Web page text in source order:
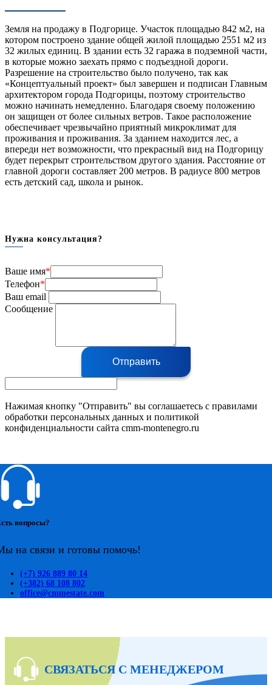
Земля на продажу в Подгорице. Участок площадью 842 м2, на
котором построено здание общей жилой площадью 2551 м2 из
32 жилых единиц. В здании есть 32 гаража в подземной части,
в которые можно заехать прямо с подъездной дороги.
Разрешение на строительство было получено, так как
«Концептуальный проект» был завершен и подписан Главным
архитектором города Подгорицы, поэтому строительство
можно начинать немедленно. Благодаря своему положению
он защищен от более сильных ветров. Такое расположение
обеспечивает чрезвычайно приятный микроклимат для
проживания и проживания. За зданием находится лес, а
впереди нет возможности, что прекрасный вид на Подгорицу
будет перекрыт строительством другого здания. Расстояние от
главной дороги составляет 200 метров. В радиусе 800 метров
есть детский сад, школа и рынок.
Нужна консультация?
Ваше имя*
Телефон*
Ваш email
Сообщение
Отправить
Нажимая кнопку "Отправить" вы соглашаетесь с правилами
обработки персональных данных и политикой
конфиденциальности сайта cmm-montenegro.ru
вопросы?
на связи и готовы помочь!
(+7) 926 889 80 14
(+382) 68 108 802
office@cmmestate.com
СВЯЗАТЬСЯ С МЕНЕДЖЕРОМ